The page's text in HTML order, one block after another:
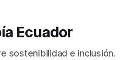
Ecuador
sostenibilidad e inclusión.